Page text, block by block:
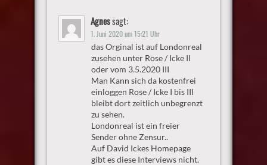
Agnessagt:
1. Juni 2020 um 15:21 Uhr
das Orginal ist auf Londonreal
zusehen unter Rose / Icke II
oder vom 3.5.2020 III
Man Kann sich da kostenfrei
einloggen Rose / Icke I bis III
bleibt dort zeitlich unbegrenzt
zu sehen.
Londonreal ist ein freier
Sender ohne Zensur..
Auf David Ickes Homepage
gibt es diese Interviews nicht.